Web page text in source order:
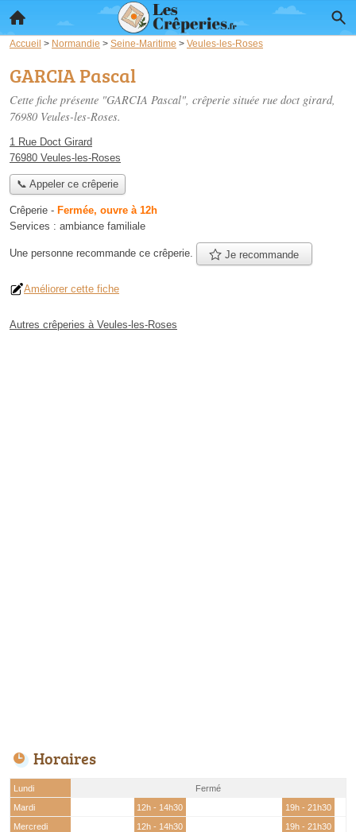
Accueil > Normandie > Seine-Maritime > Veules-les-Roses
GARCIA Pascal
Cette fiche présente "GARCIA Pascal", crêperie située rue doct girard,
76980 Veules-les-Roses.
1 Rue Doct Girard
76980 Veules-les-Roses
📞 Appeler ce crêperie
Crêperie - Fermée, ouvre à 12h
Services : ambiance familiale
Une personne recommande ce crêperie. Je recommande
Améliorer cette fiche
Autres crêperies à Veules-les-Roses
Horaires
Lundi
Fermé
Mardi
12h - 14h30
19h - 21h30
Mercredi
12h - 14h30
19h - 21h30